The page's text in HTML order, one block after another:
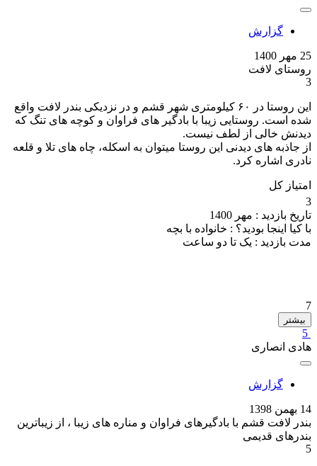
گزارش
25 مهر 1400
روستای لافت
3
این روستا در ۶۰ کیلومتری شهر قشم و در نزدیکی بندر لافت واقع
شده است. روستایی زیبا با بادگیر های فراوان و کوچه های تنگ که
دیدنش خالی از لطف نیست.
از جاذبه های دیدنی این روستا میتوان به اسکله، چاه های تلا و قلعه
نادری اشاره کرد.
امتیاز کل
3
تاریخ بازدید : مهر 1400
با کیا اینجا بودید؟ : خانواده با بچه
مدت بازدید : یک تا دو ساعت
7
بیشتر
5
هادی انصاری
گزارش
14 بهمن 1398
بندر لافت قشم با بادگیرهای فراوان و مناره های زیبا ، از زیباترین
بندرهای قدیمی
5